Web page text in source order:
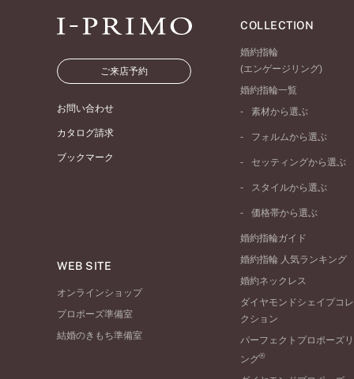
ご来店予約
お問い合わせ
カタログ請求
ブックマーク
WEB SITE
オンラインショップ
プロポーズ準備室
結婚のきもち準備室
COLLECTION
婚約指輪
(エンゲージリング)
婚約指輪一覧
素材から選ぶ
プラチナ
ピンクゴールド
ペールブラウンゴール
フォルムから選ぶ
ストレートライン
V字ライン
セッティングから選ぶ
ソリテール
ダブルサイドメレ
ラインメレ
スタイルから選ぶ
シンプル
モード
エレガント
ゴージャス
価格帯から選ぶ
50万円台～
20万円台～
10万円台～
婚約指輪ガイド
婚約指輪 人気ランキング
婚約ネックレス
ダイヤモンドシェイプコレ
クション
パーフェクトプロポーズリ
ング®